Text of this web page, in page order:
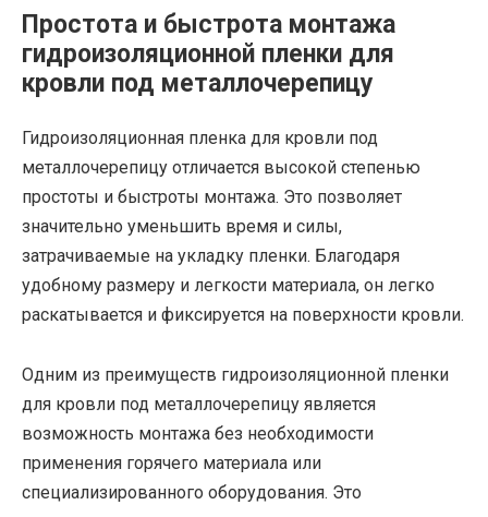
Простота и быстрота монтажа
гидроизоляционной пленки для
кровли под металлочерепицу
Гидроизоляционная пленка для кровли под
металлочерепицу отличается высокой степенью
простоты и быстроты монтажа. Это позволяет
значительно уменьшить время и силы,
затрачиваемые на укладку пленки. Благодаря
удобному размеру и легкости материала, он легко
раскатывается и фиксируется на поверхности кровли.
Одним из преимуществ гидроизоляционной пленки
для кровли под металлочерепицу является
возможность монтажа без необходимости
применения горячего материала или
специализированного оборудования. Это